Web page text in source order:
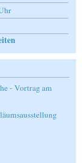
- Vortrag am